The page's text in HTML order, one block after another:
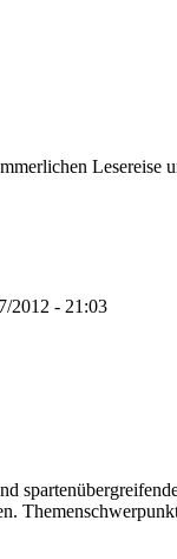
2012 - 21:03